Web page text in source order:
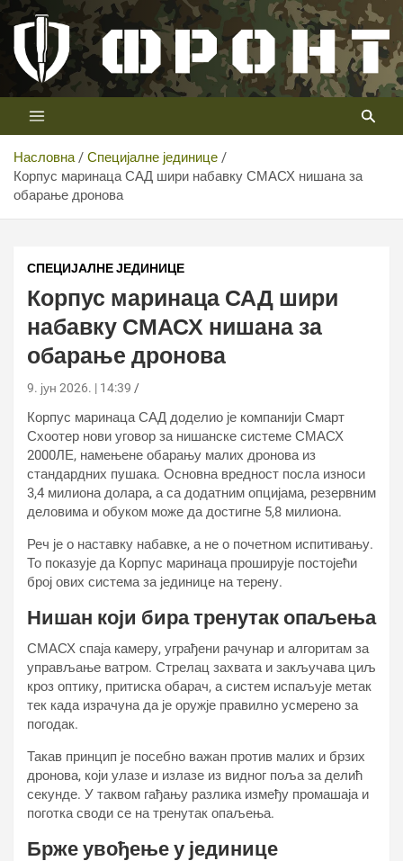
Скип
цонтент
Телевизија ФРОНТ
Први војни канал у Србији
Насловна
Специјалне јединице
Корпус маринаца САД шири набавку СМАСХ нишана за
обарање дронова
СПЕЦИЈАЛНЕ ЈЕДИНИЦЕ
Корпус маринаца САД шири
набавку СМАСХ нишана за
обарање дронова
9. јун 2026. | 14:39
Корпус маринаца САД доделио је компанији Смарт
Схоотер нови уговор за нишанске системе СМАСХ
2000ЛЕ, намењене обарању малих дронова из
стандардних пушака. Основна вредност посла износи
3,4 милиона долара, а са додатним опцијама, резервним
деловима и обуком може да достигне 5,8 милиона.
Реч је о наставку набавке, а не о почетном испитивању.
То показује да Корпус маринаца проширује постојећи
број ових система за јединице на терену.
Нишан који бира тренутак опаљења
СМАСХ спаја камеру, уграђени рачунар и алгоритам за
управљање ватром. Стрелац захвата и закључава циљ
кроз оптику, притиска обарач, а систем испаљује метак
тек када израчуна да је оружје правилно усмерено за
погодак.
Такав принцип је посебно важан против малих и брзих
дронова, који улазе и излазе из видног поља за делић
секунде. У таквом гађању разлика између промашаја и
поготка своди се на тренутак опаљења.
Брже увођење у јединице